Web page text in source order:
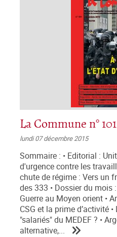
La Commune n° 101
lundi 07 décembre 2015
Sommaire : • Editorial :
d'urgence contre les
chute de régime : Vers un
des 333 • Dossier du mois :
Guerre au Moyen orient •
CSG et la prime d’activité
"salariés" du MEDEF ? •
alternative,...